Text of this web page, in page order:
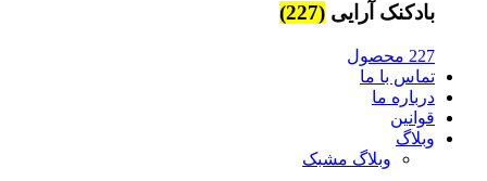
بادکنک آرایی (227)
227 محصول
تماس با ما
درباره ما
قوانین
وبلاگ
وبلاگ مشبک